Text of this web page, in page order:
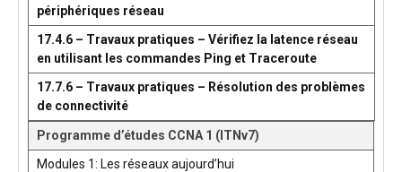
périphériques réseau
17.4.6 – Travaux pratiques – Vérifiez la latence réseau
en utilisant les commandes Ping et Traceroute
17.7.6 – Travaux pratiques – Résolution des problèmes
de connectivité
Programme d’études CCNA 1 (ITNv7)
Modules 1: Les réseaux aujourd’hui